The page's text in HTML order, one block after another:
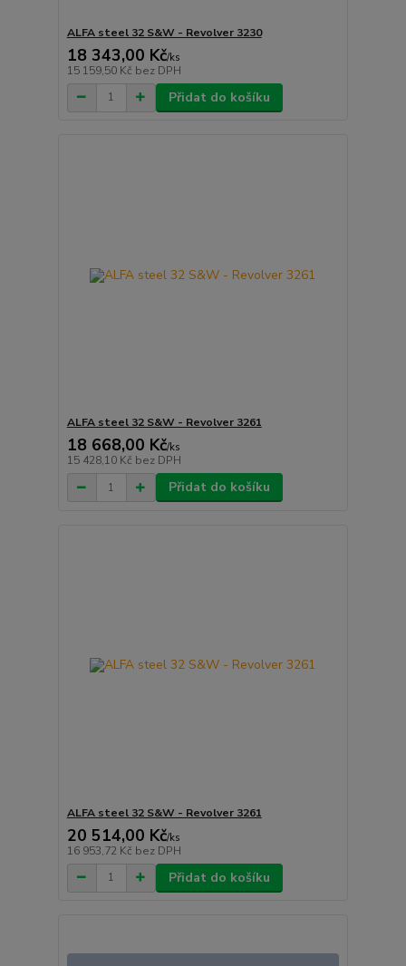
ALFA steel 32 S&W - Revolver 3230
18 343,00 Kč/ks
15 159,50 Kč bez DPH
Přidat do košíku
ALFA steel 32 S&W - Revolver 3261
18 668,00 Kč/ks
15 428,10 Kč bez DPH
Přidat do košíku
ALFA steel 32 S&W - Revolver 3261
20 514,00 Kč/ks
16 953,72 Kč bez DPH
Přidat do košíku